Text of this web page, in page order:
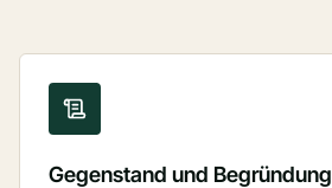
Gegenstand und Begründung